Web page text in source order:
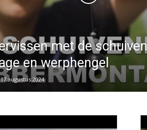
met de
en werphengel
17 augustus 2024